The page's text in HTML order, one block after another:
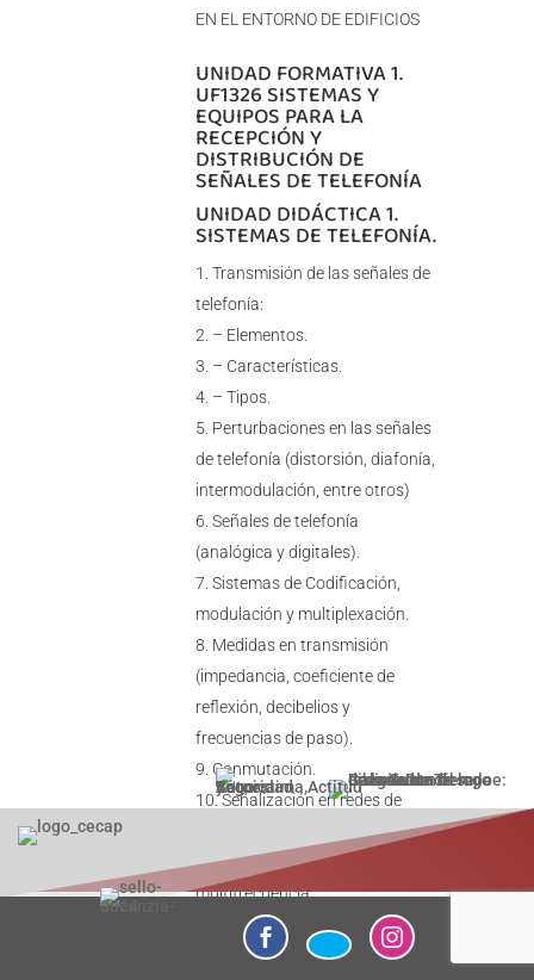
EN EL ENTORNO DE EDIFICIOS
UNIDAD FORMATIVA 1.
UF1326 SISTEMAS Y
EQUIPOS PARA LA
RECEPCIÓN Y
DISTRIBUCIÓN DE
SEÑALES DE TELEFONÍA
UNIDAD DIDÁCTICA 1.
SISTEMAS DE TELEFONÍA.
Transmisión de las señales de
telefonía:
– Elementos.
– Características.
– Tipos.
Perturbaciones en las señales
de telefonía (distorsión, diafonía,
intermodulación, entre otros)
Señales de telefonía
(analógica y digitales).
Sistemas de Codificación,
modulación y multiplexación.
Medidas en transmisión
(impedancia, coeficiente de
reflexión, decibelios y
frecuencias de paso).
Conmutación.
Señalización en redes de
– Marcación por pulsos y
multifrecuencia.
– Tonos, señal de llamada.
Tecnología TRAC (telefonía
 